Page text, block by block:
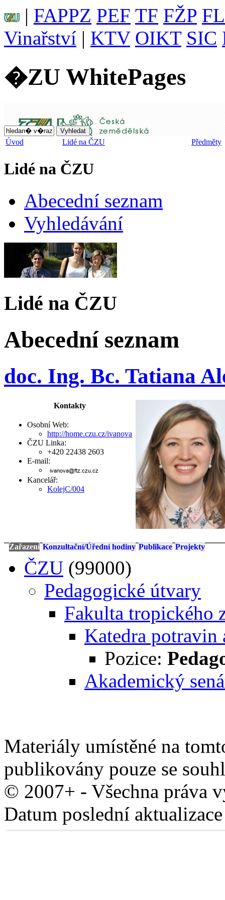
| FAPPZ PEF TF FŽP
Vinařství | KTV OIKT SIC
�ZU WhitePages
Úvod Lidé na ČZU Předměty
Lidé na ČZU
Abecední seznam
Vyhledávání
Lidé na ČZU
Abecední seznam
doc. Ing. Bc. Tatiana
Kontakty
Osobní Web:
http://home.czu.cz/ivanova
ČZU Linka:
+420 22438 2603
E-mail:
Kancelář:
KolejC/004
Zařazení Konzultační/Úřední hodiny Publikace Projekty
ČZU (99000)
Pedagogické útvary
Fakulta tropického
Katedra
Pozice:
Akademický
Materiály umístěné na
publikovány pouze se
© 2007+ - Všechna práva
Datum poslední